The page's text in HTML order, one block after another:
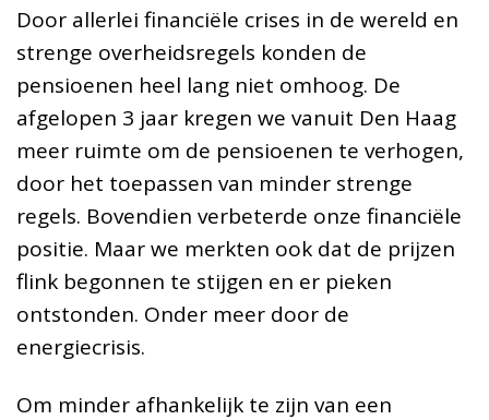
Door allerlei financiële crises in de wereld en
strenge overheidsregels konden de
pensioenen heel lang niet omhoog. De
afgelopen 3 jaar kregen we vanuit Den Haag
meer ruimte om de pensioenen te verhogen,
door het toepassen van minder strenge
regels. Bovendien verbeterde onze financiële
positie. Maar we merkten ook dat de prijzen
flink begonnen te stijgen en er pieken
ontstonden. Onder meer door de
energiecrisis.
Om minder afhankelijk te zijn van een